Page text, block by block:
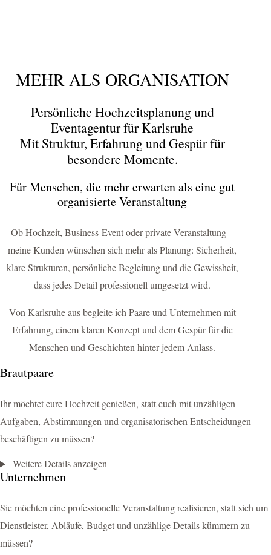
MEHR ALS ORGANISATION
Persönliche Hochzeitsplanung und
Eventagentur für Karlsruhe
Mit Struktur, Erfahrung und Gespür für
besondere Momente.
Für Menschen, die mehr erwarten als eine gut
organisierte Veranstaltung
Ob Hochzeit, Business-Event oder private Veranstaltung –
meine Kunden wünschen sich mehr als Planung: Sicherheit,
klare Strukturen, persönliche Begleitung und die Gewissheit,
dass jedes Detail professionell umgesetzt wird.
Von Karlsruhe aus begleite ich Paare und Unternehmen mit
Erfahrung, einem klaren Konzept und dem Gespür für die
Menschen und Geschichten hinter jedem Anlass.
Brautpaare
Ihr möchtet eure Hochzeit genießen, statt euch mit unzähligen
Aufgaben, Abstimmungen und organisatorischen Entscheidungen
beschäftigen zu müssen?
Weitere Details anzeigen
Unternehmen
Sie möchten eine professionelle Veranstaltung realisieren, statt sich um
Dienstleister, Abläufe, Budget und unzählige Details kümmern zu
müssen?